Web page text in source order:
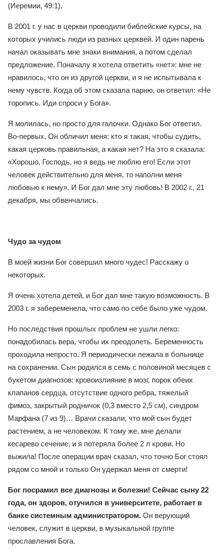
(Иеремии, 49:1).
В 2001 г. у нас в церкви проводили библейские курсы, на
которых учились люди из разных церквей. И один парень
начал оказывать мне знаки внимания, а потом сделал
предложение. Поначалу я хотела ответить «нет»: мне не
нравилось, что он из другой церкви, и я не испытывала к
нему чувств. Когда об этом сказала парню, он ответил: «Не
торопись. Иди спроси у Бога».
Я молилась, но просто для галочки. Однако Бог ответил.
Во-первых, Он обличил меня: кто я такая, чтобы судить,
какая церковь правильная, а какая нет? На это я сказала:
«Хорошо, Господь, но я ведь не люблю его! Если этот
человек действительно для меня, то наполни меня
любовью к нему». И Бог дал мне эту любовь! В 2002 г., 21
декабря, мы обвенчались.
Чудо за чудом
В моей жизни Бог совершил много чудес! Расскажу о
некоторых.
Я очень хотела детей, и Бог дал мне такую возможность. В
2003 г. я забеременела, что само по себе было уже чудом.
Но последствия прошлых проблем не ушли легко:
понадобилась вера, чтобы их преодолеть. Беременность
проходила непросто. Я периодически лежала в больнице
на сохранении. Сын родился в семь с половиной месяцев с
букетом диагнозов: кровоизлияние в мозг, порок обеих
клапанов сердца, отсутствие одного ребра, тяжелый
фимоз, закрытый родничок (0,3 вместо 2,5 см), синдром
Марфана (7 из 9)… Врачи сказали, что мой сын будет
растением, а не человеком. К тому же, мне делали
кесарево сечение, и я потеряла более 2 л крови. Но
выжила! После операции врач сказал, что точно Бог стоял
рядом со мной и только Он удержал меня от смерти!
Бог посрамил все диагнозы и болезни! Сейчас сыну 22
года, он здоров, отучился в университете, работает в
банке системным администратором. Он верующий
человек, служит в церкви, в музыкальной группе
прославления Бога.